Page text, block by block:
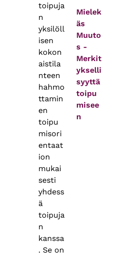
toipuja
n
yksilöll
isen
kokon
aistila
nteen
hahmo
ttamin
en
toipu
misori
entaat
ion
mukai
sesti
yhdess
ä
toipuja
n
kanssa
. Se on
Mielek
äs
Muuto
s -
Merkit
ykselli
syyttä
toipu
misee
n